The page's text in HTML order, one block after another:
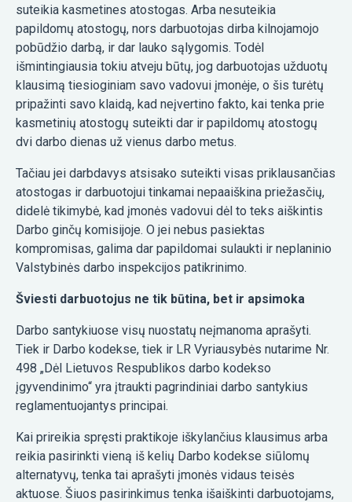
suteikia kasmetines atostogas. Arba nesuteikia
papildomų atostogų, nors darbuotojas dirba kilnojamojo
pobūdžio darbą, ir dar lauko sąlygomis. Todėl
išmintingiausia tokiu atveju būtų, jog darbuotojas užduotų
klausimą tiesioginiam savo vadovui įmonėje, o šis turėtų
pripažinti savo klaidą, kad neįvertino fakto, kai tenka prie
kasmetinių atostogų suteikti dar ir papildomų atostogų
dvi darbo dienas už vienus darbo metus.
Tačiau jei darbdavys atsisako suteikti visas priklausančias
atostogas ir darbuotojui tinkamai nepaaiškina priežasčių,
didelė tikimybė, kad įmonės vadovui dėl to teks aiškintis
Darbo ginčų komisijoje. O jei nebus pasiektas
kompromisas, galima dar papildomai sulaukti ir neplaninio
Valstybinės darbo inspekcijos patikrinimo.
Šviesti darbuotojus ne tik būtina, bet ir apsimoka
Darbo santykiuose visų nuostatų neįmanoma aprašyti.
Tiek ir Darbo kodekse, tiek ir LR Vyriausybės nutarime Nr.
498 „Dėl Lietuvos Respublikos darbo kodekso
įgyvendinimo“ yra įtraukti pagrindiniai darbo santykius
reglamentuojantys principai.
Kai prireikia spręsti praktikoje iškylančius klausimus arba
reikia pasirinkti vieną iš kelių Darbo kodekse siūlomų
alternatyvų, tenka tai aprašyti įmonės vidaus teisės
aktuose. Šiuos pasirinkimus tenka išaiškinti darbuotojams,